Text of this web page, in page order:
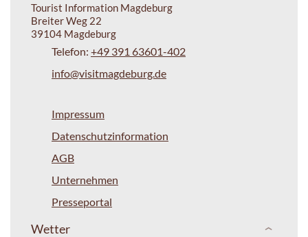
Tourist Information Magdeburg
Breiter Weg 22
39104 Magdeburg
Telefon: +49 391 63601-402
info@visitmagdeburg.de
Impressum
Datenschutzinformation
AGB
Unternehmen
Presseportal
Wetter